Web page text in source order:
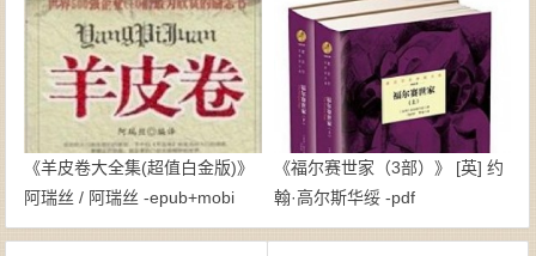
《羊皮卷大全集(超值白金版)》
阿瑞丝 / 阿瑞丝 -epub+mobi
《福尔赛世家（3部）》 [英] 约
翰·高尔斯华绥 -pdf